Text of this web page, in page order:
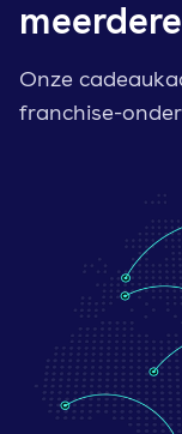
Onze
franchise-